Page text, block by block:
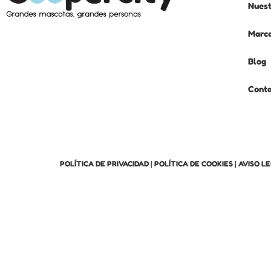
Blog
POLÍTICA DE PRIVACIDAD| POLÍTICA DE COOKIES| AVISO